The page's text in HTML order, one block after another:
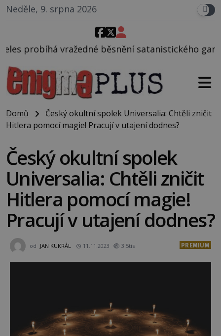
Neděle, 9. srpna 2026
satanistického gangu vedeného
Domů
Český okultní spolek Universalia: Chtěli zničit
Hitlera pomocí magie! Pracují v utajení dodnes?
Český okultní spolek
Universalia: Chtěli zničit
Hitlera pomocí magie!
Pracují v utajení dodnes?
od JAN KUKRÁL 11.11.2023 3.5tis PREMIUM